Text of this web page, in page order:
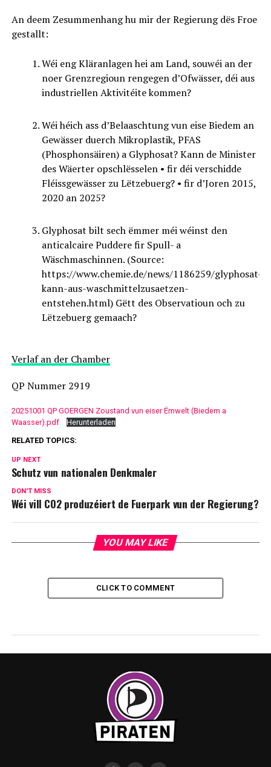
An deem Zesummenhang hu mir der Regierung dës Froe
gestallt:
Wéi eng Kläranlagen hei am Land, souwéi an der
noer Grenzregioun rengegen d’Ofwässer, déi aus
industriellen Aktivitéite kommen?
Wéi héich ass d’Belaaschtung vun eise Biedem an
Gewässer duerch Mikroplastik, PFAS
(Phosphonsäiren) a Glyphosat? Kann de Minister
des Wäerter opschlësselen • fir déi verschidde
Fléissgewässer zu Lëtzebuerg? • fir d’Joren 2015,
2020 an 2025?
Glyphosat bilt sech ëmmer méi wéinst den
anticalcaire Puddere fir Spull- a
Wäschmaschinnen. (Source:
https://www.chemie.de/news/1186259/glyphosat-
kann-aus-waschmittelzusaetzen-
entstehen.html) Gëtt des Observatioun och zu
Lëtzebuerg gemaach?
Verlaf an der Chamber
QP Nummer 2919
20251001 QP GOERGEN Zoustand vun eiser Ëmwelt (Biedem a
Waasser).pdf
Herunterladen
RELATED TOPICS:
UP NEXT
Schutz vun nationalen Denkmaler
DON'T MISS
Wéi vill CO2 produzéiert de Fuerpark vun der Regierung?
YOU MAY LIKE
CLICK TO COMMENT